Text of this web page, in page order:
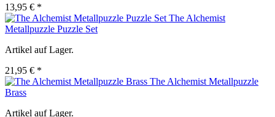
13,95 € *
The Alchemist
Metallpuzzle Puzzle Set
Artikel auf Lager.
21,95 € *
The Alchemist Metallpuzzle
Brass
Artikel auf Lager.